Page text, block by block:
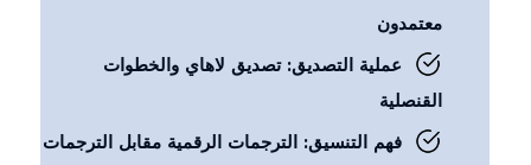
معتمدون
عملية التصديق: تصديق لاهاي والخطوات
القنصلية
فهم التنسيق: الترجمات الرقمية مقابل الترجمات